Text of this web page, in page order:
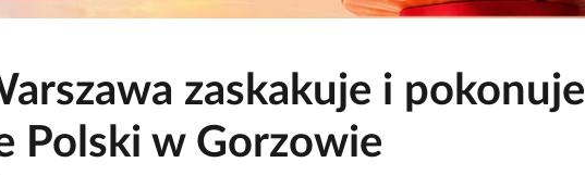
zaskakuje i pokonuje
Polski w Gorzowie